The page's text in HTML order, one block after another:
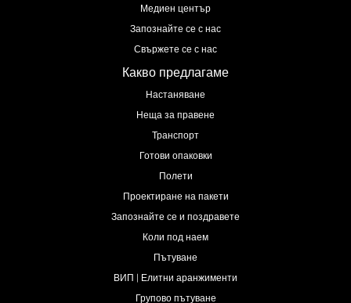
Медиен център
Запознайте се с нас
Свържете се с нас
Какво предлагаме
Настаняване
Неща за правене
Транспорт
Готови опаковки
Полети
Проектиране на пакети
Запознайте се и поздравете
Коли под наем
Пътуване
ВИП | Елитни аранжименти
Групово пътуване